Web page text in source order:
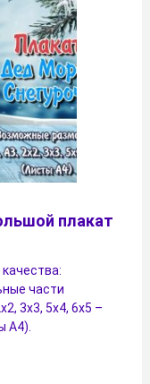
плакат
части
3х3, 5х4, 6х5 –
А4).